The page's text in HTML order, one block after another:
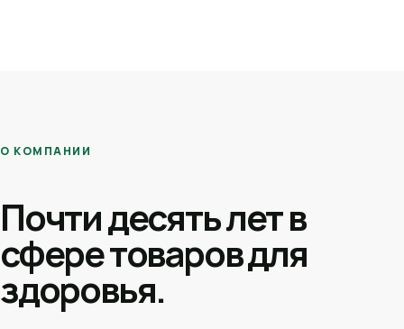
О КОМПАНИИ
Почти десять лет в
сфере товаров для
здоровья.